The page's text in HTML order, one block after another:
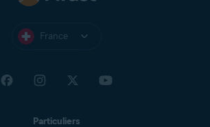
France
Particuliers